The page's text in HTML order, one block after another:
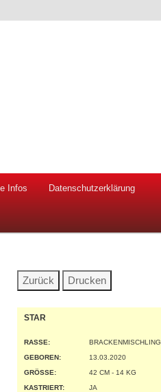
Infos Datenschutzerklärung
STAR
RASSE:
BRACKENMISCHLING
GEBOREN:
13.03.2020
GRÖSSE:
42 CM - 14 KG
KASTRIERT:
JA